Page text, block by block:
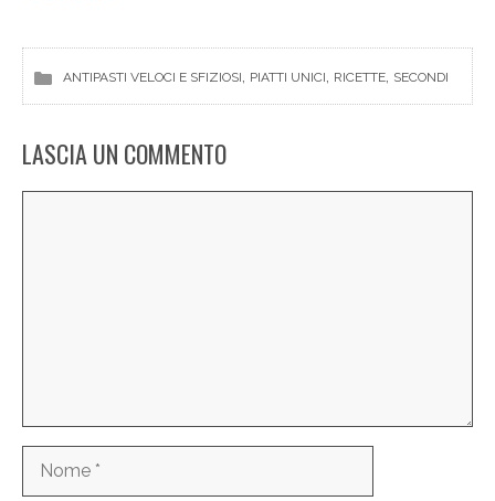
ANTIPASTI VELOCI E SFIZIOSI, PIATTI UNICI, RICETTE, SECONDI
LASCIA UN COMMENTO